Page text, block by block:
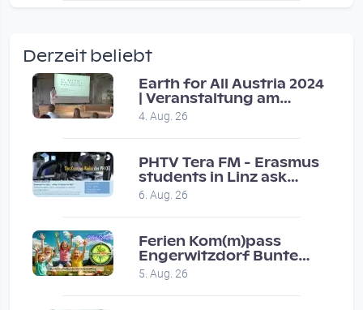
Vor 2 weeks 4 days
Coole Sendung, tolle…
Vor 1 month 2 weeks
Eure Show war super :-)…
Vor 1 month 2 weeks
Derzeit beliebt
Earth for All Austria 2024
| Veranstaltung am
8.7.2024
4. Aug. 26
PHTV Tera FM - Erasmus
students in Linz ask
people on road for
recommendations
6. Aug. 26
Ferien Kom(m)pass
Engerwitzdorf Bunte
Hundestunde
5. Aug. 26